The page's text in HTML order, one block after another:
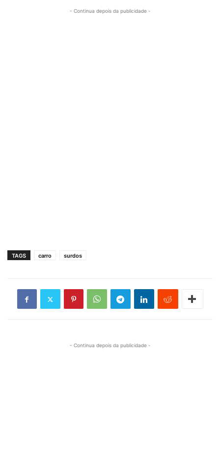
- Continua depois da publicidade -
TAGS carro surdos
- Continua depois da publicidade -